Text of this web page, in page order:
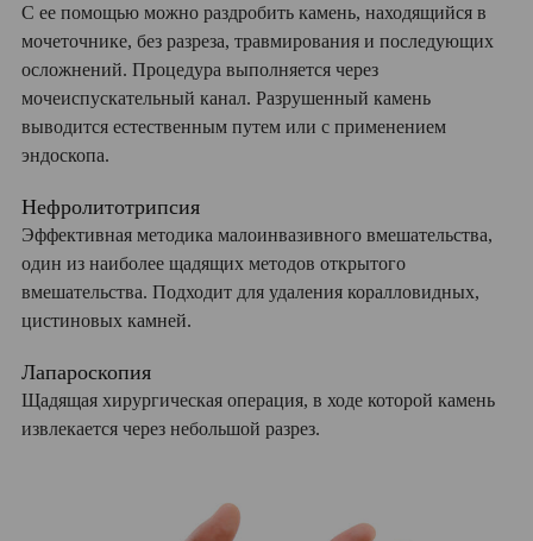
С ее помощью можно раздробить камень, находящийся в
мочеточнике, без разреза, травмирования и последующих
осложнений. Процедура выполняется через
мочеиспускательный канал. Разрушенный камень
выводится естественным путем или с применением
эндоскопа.
Нефролитотрипсия
Эффективная методика малоинвазивного вмешательства,
один из наиболее щадящих методов открытого
вмешательства. Подходит для удаления коралловидных,
цистиновых камней.
Лапароскопия
Щадящая хирургическая операция, в ходе которой камень
извлекается через небольшой разрез.